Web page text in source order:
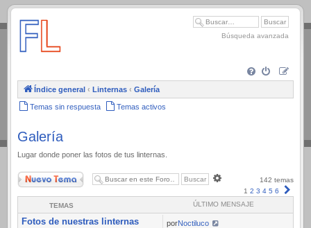
.
Búsqueda avanzada
Índice general ‹ Linternas ‹ Galería
Temas sin respuesta Temas activos
Galería
Lugar donde poner las fotos de tus linternas.
Nuevo Tema
avanzada
142 temas
1 2 3 4 5 6
TEMAS ÚLTIMO MENSAJE
Fotos de nuestras linternas porNoctiluco